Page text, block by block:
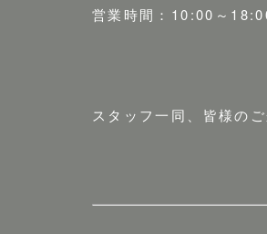
営業時間：10:00～
スタッフ一同、皆様の